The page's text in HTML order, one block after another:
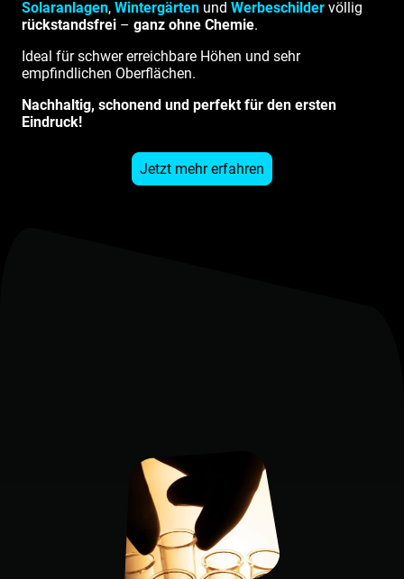
Solaranlagen, Wintergärten und Werbeschilder völlig
rückstandsfrei – ganz ohne Chemie.
Ideal für schwer erreichbare Höhen und sehr
empfindlichen Oberflächen.
Nachhaltig, schonend und perfekt für den ersten
Eindruck!
Jetzt mehr erfahren